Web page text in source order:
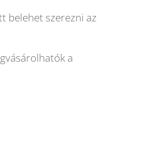
belehet szerezni az
a